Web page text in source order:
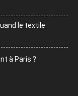
le textile
à Paris ?